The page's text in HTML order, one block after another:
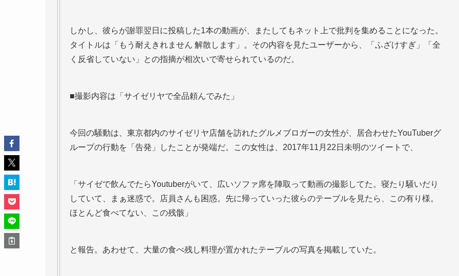
しかし、彼らが謝罪翌日に投稿した1本の動画が、またしてもネット上で批判を集めることになった。
タイトルは「もう耐えきれません 解散します」。その内容を見たユーザーから、「ふざけすぎ」「全
く反省していない」との指摘が相次いで寄せられているのだ。
■撮影内容は「サイゼリヤで全品頼んでみた」
今回の騒動は、東京都内のサイゼリヤ店舗を訪れたグルメブロガーの女性が、居合わせたYouTuberグ
ループの行動を「告発」したことが発端だ。この女性は、2017年11月22日未明のツイートで、
「サイゼで飲んでたらYoutuberがいて、広いソファ席を陣取って動画の撮影してた。寝たり騒いだり
していて、まぁ迷惑で。店員さんも困惑。先に帰っていった彼らのテーブルを見たら、この有り様。
ほとんど食べてない、この残骸」
と報告。あわせて、大量の食べ残し料理が置かれたテーブルの写真を掲載していた。